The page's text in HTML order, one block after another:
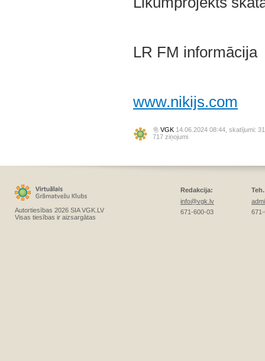
LR FM informācija
www.nikijs.com
VGK 14.06.2024 08:44, skatījumi: 31
717 ziņojumi
Autortiesības 2026 SIA VGK.LV
Visas tiesības ir aizsargātas
Redakcija:
info@vgk.lv
671-600-03